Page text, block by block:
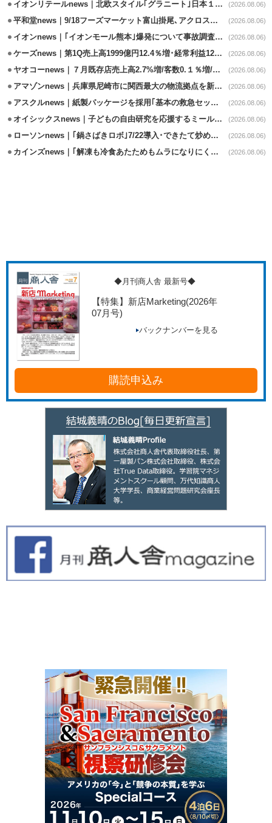
イオンリテールnews｜北欧スタイル｢グラニート｣日本１号店を自由が丘に開業 (2026.08.06)
平和堂news｜9/18フーズマーケット富山掛尾､アクロスプラザ内に出店 (2026.08.06)
イオンnews｜｢イオンモール熊本｣爆発について事故調査委員会設置 (2026.08.06)
ケーズnews｜第1Q売上高1999億円12.4％増･経常利益125.0%増 (2026.08.06)
ヤオコーnews｜７月既存店売上高2.7%増/客数0.１％増/客単価2.6％増 (2026.08.06)
アマゾンnews｜兵庫県尼崎市に関西最大の物流拠点を新設・市内2拠点目 (2026.08.06)
アスクルnews｜紙製パッケージを採用｢基本の救急セット｣8/5発売 (2026.08.06)
オイシックスnews｜子どもの自由研究を応援するミールキット8/6発売 (2026.08.06)
ローソンnews｜｢鍋さばきロボ｣7/22導入･できたて炒めメニューを提供 (2026.08.06)
カインズnews｜｢解凍も冷食あたためもムラになりにくいフラットレンジ｣発売 (2026.08.06)
◆月刊商人舎 最新号◆
【特集】新店Marketing(2026年
07月号)
バックナンバーを見る
購読申込み